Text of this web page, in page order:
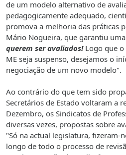
de um modelo alternativo de
pedagogicamente adequado,
promova a melhoria das práticas
Mário Nogueira, que garantiu
querem ser avaliados!Logo que o
ME seja suspenso, desejamos o
negociação de um novo modelo".
Ao contrário do que tem sido
Secretários de Estado voltaram a
Dezembro, os Sindicatos de
diversas vezes, propostas sobre
"Só na actual legislatura, fizeram-
longo de todo o processo de